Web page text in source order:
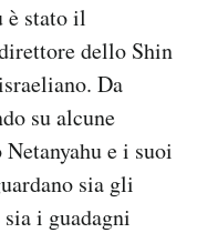
è stato il
dello Shin
Da
su alcune
e i suoi
sia gli
i guadagni